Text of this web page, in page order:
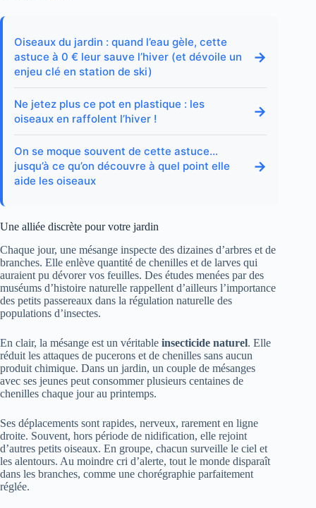
Oiseaux du jardin : quand l’eau gèle, cette
astuce à 0 € leur sauve l’hiver (et dévoile un
enjeu clé en station de ski)
→
Ne jetez plus ce pot en plastique : les
oiseaux en raffolent l’hiver !
→
On se moque souvent de cette astuce…
jusqu’à ce qu’on découvre à quel point elle
aide les oiseaux
→
Une alliée discrète pour votre jardin
Chaque jour, une mésange inspecte des dizaines d’arbres et de
branches. Elle enlève quantité de chenilles et de larves qui
auraient pu dévorer vos feuilles. Des études menées par des
muséums d’histoire naturelle rappellent d’ailleurs l’importance
des petits passereaux dans la régulation naturelle des
populations d’insectes.
En clair, la mésange est un véritable insecticide naturel. Elle
réduit les attaques de pucerons et de chenilles sans aucun
produit chimique. Dans un jardin, un couple de mésanges
avec ses jeunes peut consommer plusieurs centaines de
chenilles chaque jour au printemps.
Ses déplacements sont rapides, nerveux, rarement en ligne
droite. Souvent, hors période de nidification, elle rejoint
d’autres petits oiseaux. En groupe, chacun surveille le ciel et
les alentours. Au moindre cri d’alerte, tout le monde disparaît
dans les branches, comme une chorégraphie parfaitement
réglée.